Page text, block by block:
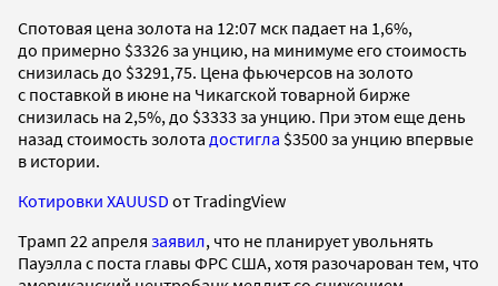
Спотовая цена золота на 12:07 мск падает на 1,6%,
до примерно $3326 за унцию, на минимуме его стоимость
снизилась до $3291,75. Цена фьючерсов на золото
с поставкой в июне на Чикагской товарной бирже
снизилась на 2,5%, до $3333 за унцию. При этом еще день
назад стоимость золота достигла $3500 за унцию впервые
в истории.
Котировки XAUUSD от TradingView
Трамп 22 апреля заявил, что не планирует увольнять
Пауэлла с поста главы ФРС США, хотя разочарован тем, что